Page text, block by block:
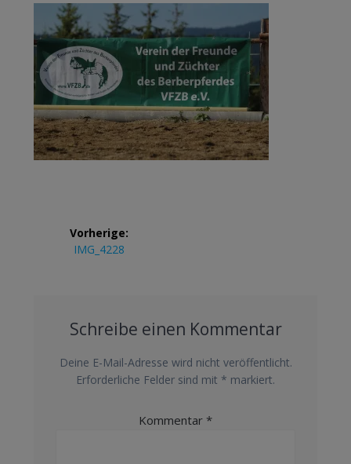
Beitrags-
Navigation
Vorherige:
Vorheriger
IMG_4228
Schreibe einen Kommentar
Deine E-Mail-Adresse wird nicht veröffentlicht.
Erforderliche Felder sind mit * markiert.
Kommentar *